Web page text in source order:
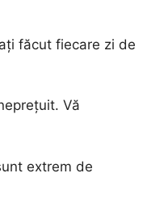
făcut fiecare zi de
Vă
extrem de